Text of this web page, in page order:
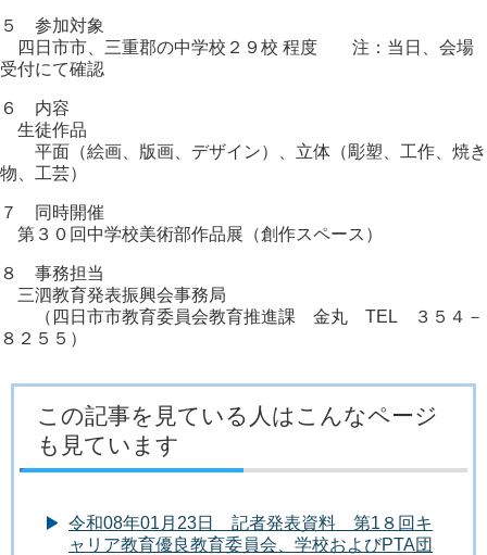
５ 参加対象
四日市市、三重郡の中学校２９校 程度 注：当日、会場
受付にて確認
６ 内容
生徒作品
平面（絵画、版画、デザイン）、立体（彫塑、工作、焼き
物、工芸）
７ 同時開催
第３０回中学校美術部作品展（創作スペース）
８ 事務担当
三泗教育発表振興会事務局
（四日市市教育委員会教育推進課 金丸 TEL ３５４－
８２５５）
この記事を見ている人はこんなページ
も見ています
令和08年01月23日 記者発表資料 第1８回キ
ャリア教育優良教育委員会、学校およびPTA団